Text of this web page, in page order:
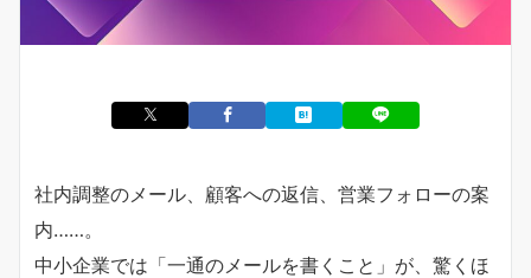
社内調整のメール、顧客への返信、営業フォローの案
内……。
中小企業では「一通のメールを書くこと」が、驚くほ